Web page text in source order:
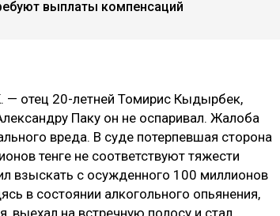
выплаты компенсаций
отец 20-летней Томирис Кыдырбек,
Паку он не оспаривал. Жалоба
вреда. В суде потерпевшая сторона
тенге не соответствуют тяжести
взыскать с осужденного 100 миллионов
в состоянии алкогольного опьянения,